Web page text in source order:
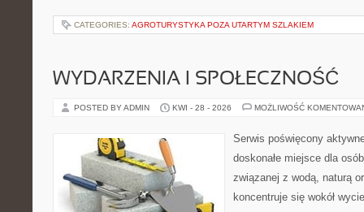
CATEGORIES: AGROTURYSTYKA POZA UTARTYM SZLAKIEM
WYDARZENIA I SPOŁECZNOŚĆ
POSTED BY ADMIN KWI - 28 - 2026 MOŻLIWOŚĆ
Serwis poświęcony
doskonałe miejsce dla
związanej z wodą, naturą
koncentruje się wokół